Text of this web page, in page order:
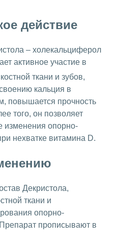
действие
– холекальциферол
активное участие в
ткани и зубов,
кальция в
повышается прочность
того, он позволяет
изменения опорно-
нехватке витамина D.
Декристола,
ткани и
опорно-
прописывают в